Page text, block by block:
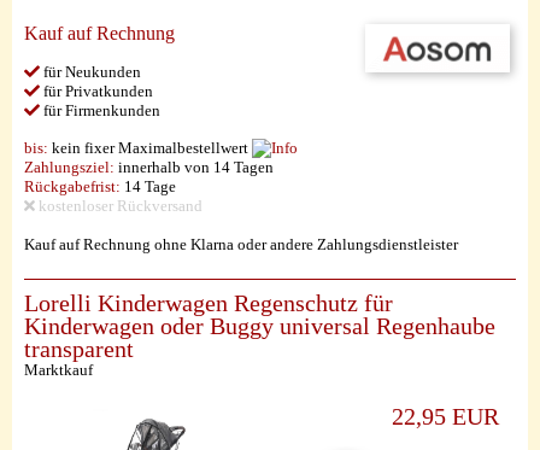
Kauf auf Rechnung
für Neukunden
für Privatkunden
für Firmenkunden
bis: kein fixer Maximalbestellwert
Zahlungsziel: innerhalb von 14 Tagen
Rückgabefrist: 14 Tage
kostenloser Rückversand
Kauf auf Rechnung ohne Klarna oder andere Zahlungsdienstleister
Lorelli Kinderwagen Regenschutz für
Kinderwagen oder Buggy universal Regenhaube
transparent
Marktkauf
22,95 EUR